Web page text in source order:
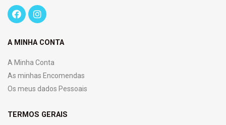
A MINHA CONTA
A Minha Conta
As minhas Encomendas
Os meus dados Pessoais
TERMOS GERAIS